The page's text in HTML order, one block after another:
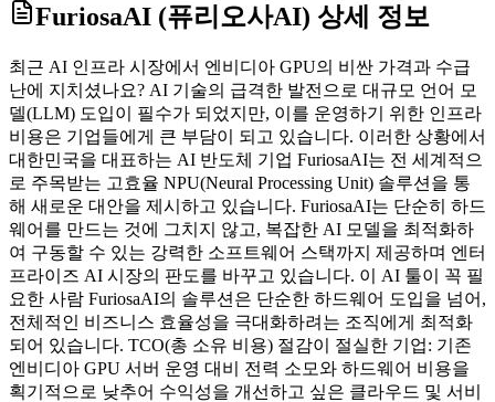
FuriosaAI (퓨리오사AI) 상세 정보
최근 AI 인프라 시장에서 엔비디아 GPU의 비싼 가격과 수급
난에 지치셨나요? AI 기술의 급격한 발전으로 대규모 언어 모
델(LLM) 도입이 필수가 되었지만, 이를 운영하기 위한 인프라
비용은 기업들에게 큰 부담이 되고 있습니다. 이러한 상황에서
대한민국을 대표하는 AI 반도체 기업 FuriosaAI는 전 세계적으
로 주목받는 고효율 NPU(Neural Processing Unit) 솔루션을 통
해 새로운 대안을 제시하고 있습니다. FuriosaAI는 단순히 하드
웨어를 만드는 것에 그치지 않고, 복잡한 AI 모델을 최적화하
여 구동할 수 있는 강력한 소프트웨어 스택까지 제공하며 엔터
프라이즈 AI 시장의 판도를 바꾸고 있습니다. 이 AI 툴이 꼭 필
요한 사람 FuriosaAI의 솔루션은 단순한 하드웨어 도입을 넘어,
전체적인 비즈니스 효율성을 극대화하려는 조직에게 최적화
되어 있습니다. TCO(총 소유 비용) 절감이 절실한 기업: 기존
엔비디아 GPU 서버 운영 대비 전력 소모와 하드웨어 비용을
획기적으로 낮추어 수익성을 개선하고 싶은 클라우드 및 서비